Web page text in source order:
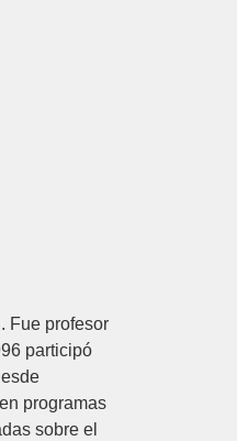
Fue profesor
participó
programas
sobre el